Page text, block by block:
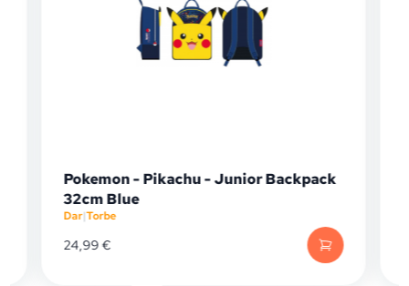
Pokemon - Pikachu - Junior Backpack
32cm Blue
Dar|Torbe
24,99€